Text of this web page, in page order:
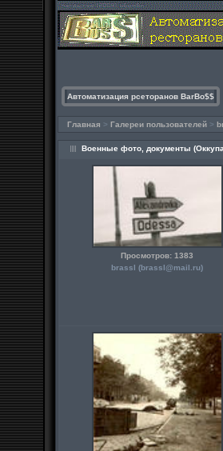
Автоматизация рсеторанов BarBo$$
Главная > Галереи пользователей >
Военные фото, документы
Просмотров: 1383
brassl (brassl@mail.ru)